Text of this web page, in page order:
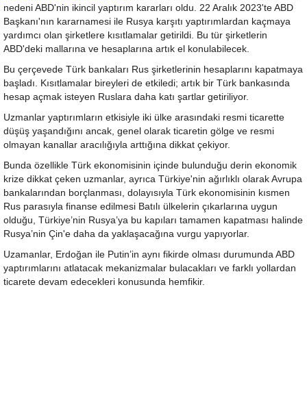
nedeni ABD'nin ikincil yaptırım kararları oldu. 22 Aralık 2023'te ABD
Başkanı'nın kararnamesi ile Rusya karşıtı yaptırımlardan kaçmaya
yardımcı olan şirketlere kısıtlamalar getirildi. Bu tür şirketlerin
ABD'deki mallarına ve hesaplarına artık el konulabilecek.
Bu çerçevede Türk bankaları Rus şirketlerinin hesaplarını kapatmaya
başladı. Kısıtlamalar bireyleri de etkiledi; artık bir Türk bankasında
hesap açmak isteyen Ruslara daha katı şartlar getiriliyor.
Uzmanlar yaptırımların etkisiyle iki ülke arasındaki resmi ticarette
düşüş yaşandığını ancak, genel olarak ticaretin gölge ve resmi
olmayan kanallar aracılığıyla arttığına dikkat çekiyor.
Bunda özellikle Türk ekonomisinin içinde bulunduğu derin ekonomik
krize dikkat çeken uzmanlar, ayrıca Türkiye'nin ağırlıklı olarak Avrupa
bankalarından borçlanması, dolayısıyla Türk ekonomisinin kısmen
Rus parasıyla finanse edilmesi Batılı ülkelerin çıkarlarına uygun
olduğu, Türkiye’nin Rusya’ya bu kapıları tamamen kapatması halinde
Rusya’nin Çin'e daha da yaklaşacağına vurgu yapıyorlar.
Uzamanlar, Erdoğan ile Putin’in aynı fikirde olması durumunda ABD
yaptırımlarını atlatacak mekanizmalar bulacakları ve farklı yollardan
ticarete devam edecekleri konusunda hemfikir.